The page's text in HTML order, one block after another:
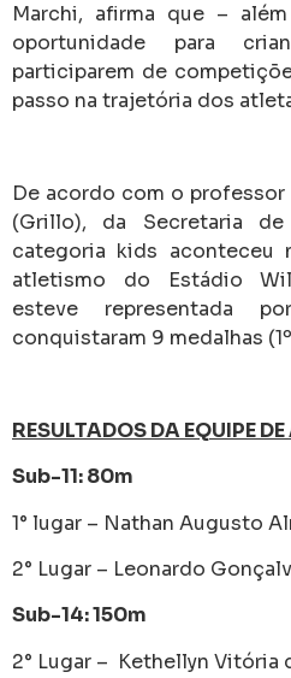
Marchi, afirma que –
oportunidade para
participarem de
passo na trajetória dos
De acordo com o
(Grillo), da Secretaria
categoria kids aconteceu
atletismo do Estádio
esteve representada
conquistaram 9 medalhas
RESULTADOS DA EQUIPE
Sub-11: 80m
1° lugar – Nathan Augusto
2° Lugar – Leonardo
Sub-14: 150m
2° Lugar – Kethellyn Vitória